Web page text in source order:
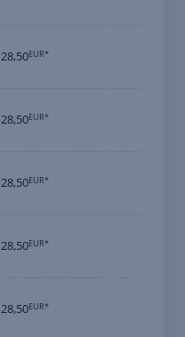
28,50EUR*
28,50EUR*
28,50EUR*
28,50EUR*
28,50EUR*